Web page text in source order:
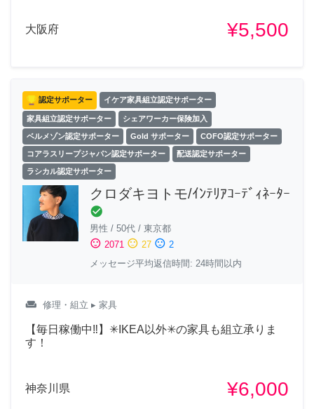
大阪府 ¥5,500
認定サポーター イケア家具組立認定サポーター
家具組立認定サポーター シェアワーカー保険加入
ベルメゾン認定サポーター Gold サポーター COFO認定サポーター
コアラスリープジャパン認定サポーター 配送認定サポーター
ラシカル認定サポーター
クロダキヨトモ/ｲﾝﾃﾘｱｺｰﾃﾞｨﾈｰﾀｰ
check_circle
男性 / 50代 / 東京都
sentiment_satisfied 2071 sentiment_neutral 27 sentiment_dissatisfied 2
メッセージ平均返信時間: 24時間以内
weekend 修理・組立 ▸ 家具
【毎日稼働中‼︎】✳︎IKEA以外✳︎の家具も組立承りま
す！
神奈川県 ¥6,000